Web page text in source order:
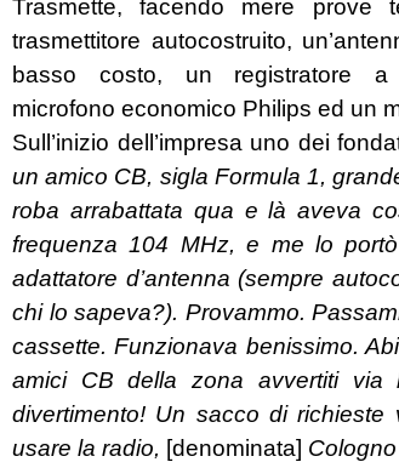
Trasmette, facendo mere prove
trasmettitore autocostruito,
basso costo, un registratore
microfono economico Philips ed un
Sull’inizio dell’impresa uno dei
un amico CB, sigla Formula 1,
roba arrabattata qua e là aveva
frequenza 104 MHz, e me lo
adattatore d’antenna (sempre
chi lo sapeva?). Provammo.
cassette. Funzionava benissimo.
amici CB della zona avvertiti via
divertimento! Un sacco di
usare la radio, [denominata]